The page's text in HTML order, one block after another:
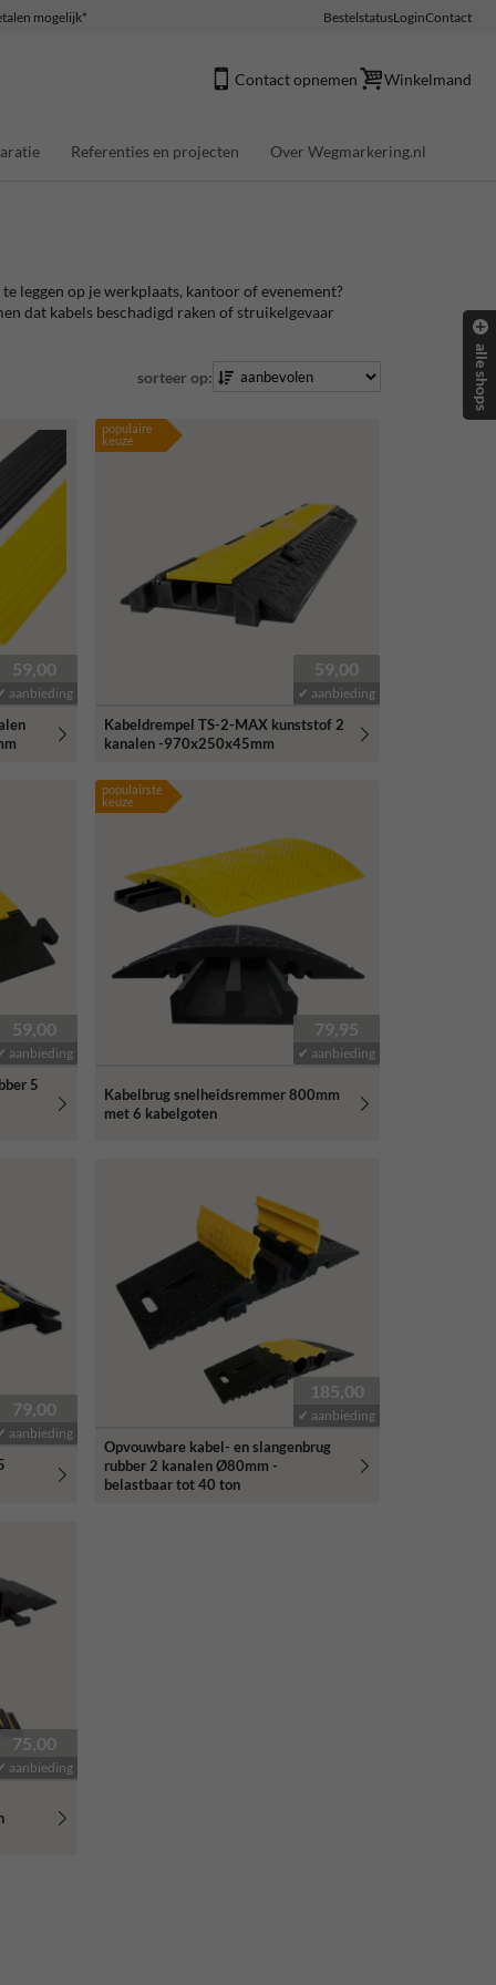
mogelijk* BestelstatusLoginContact
Contact opnemen Winkelmand
Referenties en projecten Over Wegmarkering.nl
leggen op je werkplaats, kantoor of evenement?
dat kabels beschadigd raken of struikelgevaar
sorteer op:
59,00
aanbieding
populaire
keuze
59,00
✔ aanbieding
Kabeldrempel TS-2-MAX kunststof 2
kanalen -970x250x45mm
59,00
aanbieding
5
populairste
keuze
79,95
✔ aanbieding
Kabelbrug snelheidsremmer 800mm
met 6 kabelgoten
79,00
aanbieding
185,00
✔ aanbieding
Opvouwbare kabel- en slangenbrug
rubber 2 kanalen Ø80mm -
belastbaar tot 40 ton
75,00
aanbieding
alle shops